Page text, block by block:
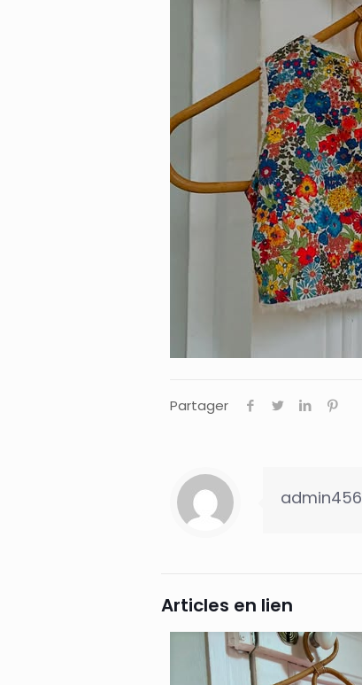
Partager
admin456
Articles en lien